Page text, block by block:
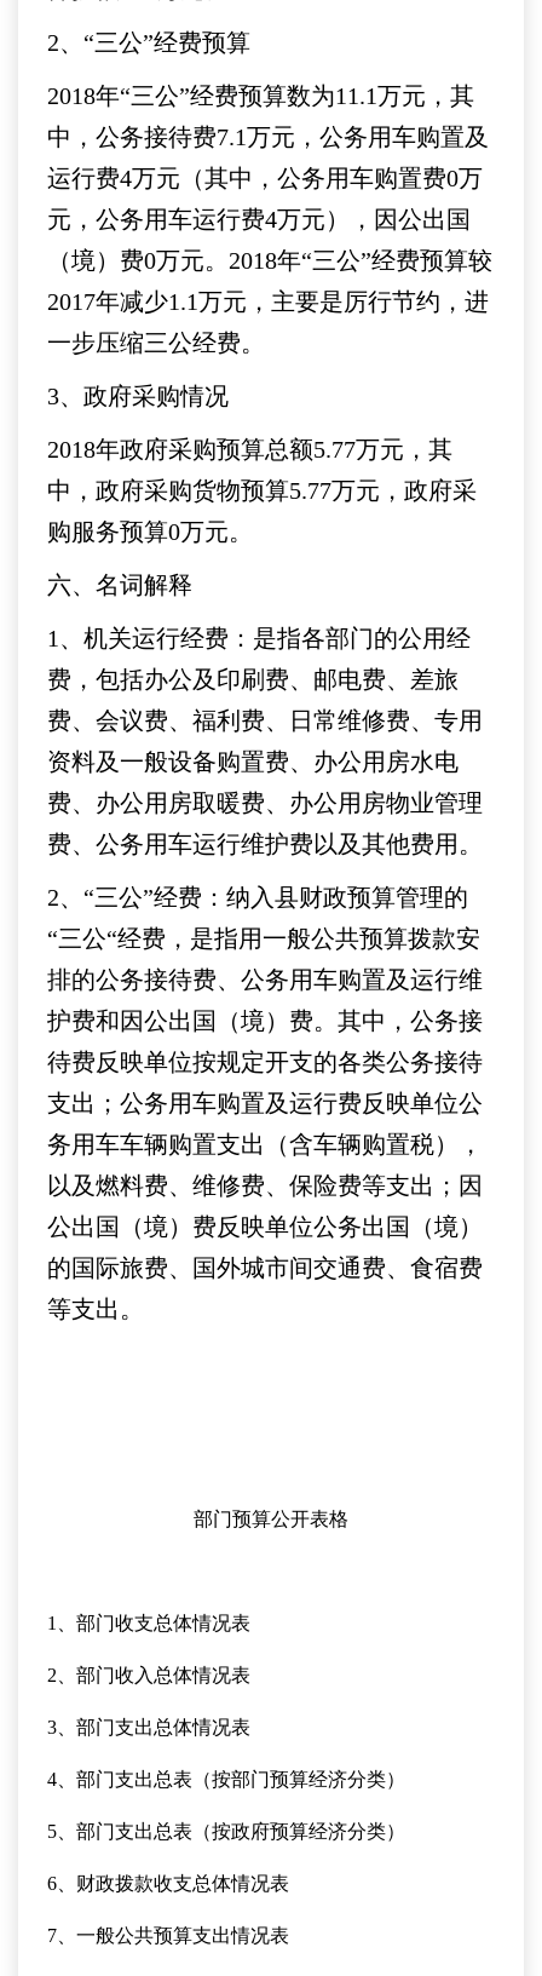
2、“三公”经费预算
2018年“三公”经费预算数为11.1万元，其
中，公务接待费7.1万元，公务用车购置及
运行费4万元（其中，公务用车购置费0万
元，公务用车运行费4万元），因公出国
（境）费0万元。2018年“三公”经费预算较
2017年减少1.1万元，主要是厉行节约，进
一步压缩三公经费。
3、政府采购情况
2018年政府采购预算总额5.77万元，其
中，政府采购货物预算5.77万元，政府采
购服务预算0万元。
六、名词解释
1、机关运行经费：是指各部门的公用经
费，包括办公及印刷费、邮电费、差旅
费、会议费、福利费、日常维修费、专用
资料及一般设备购置费、办公用房水电
费、办公用房取暖费、办公用房物业管理
费、公务用车运行维护费以及其他费用。
2、“三公”经费：纳入县财政预算管理的
“三公“经费，是指用一般公共预算拨款安
排的公务接待费、公务用车购置及运行维
护费和因公出国（境）费。其中，公务接
待费反映单位按规定开支的各类公务接待
支出；公务用车购置及运行费反映单位公
务用车车辆购置支出（含车辆购置税），
以及燃料费、维修费、保险费等支出；因
公出国（境）费反映单位公务出国（境）
的国际旅费、国外城市间交通费、食宿费
等支出。
部门预算公开表格
1、部门收支总体情况表
2、部门收入总体情况表
3、部门支出总体情况表
4、部门支出总表（按部门预算经济分类）
5、部门支出总表（按政府预算经济分类）
6、财政拨款收支总体情况表
7、一般公共预算支出情况表